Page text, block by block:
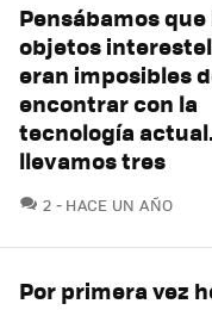
Pensábamos que
objetos
eran imposibles
encontrar con la
tecnología
llevamos tres
2 COMENTARIOS
HACE UN AÑO
Por primera vez